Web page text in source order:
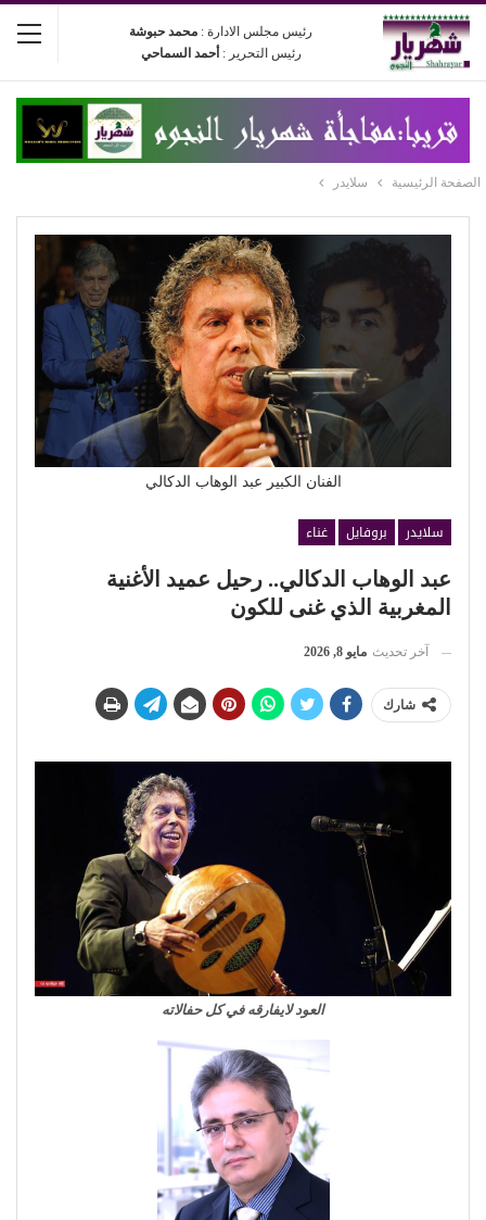
رئيس مجلس الادارة : محمد حبوشة
رئيس التحرير : أحمد السماحي
الصفحة الرئيسية سلايدر
الفنان الكبير عبد الوهاب الدكالي
سلايدر بروفايل
غناء
عبد الوهاب الدكالي.. رحيل عميد الأغنية
المغربية الذي غنى للكون
آخر تحديث مايو 8, 2026
شارك
العود لايفارقه في كل حفالاته